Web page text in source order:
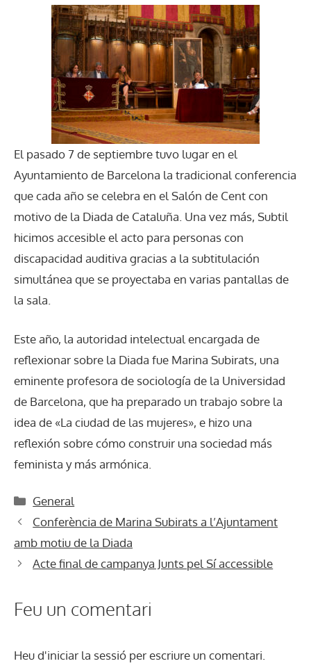
El pasado 7 de septiembre tuvo lugar en el
Ayuntamiento de Barcelona la tradicional conferencia
que cada año se celebra en el Salón de Cent con
motivo de la Diada de Cataluña. Una vez más, Subtil
hicimos accesible el acto para personas con
discapacidad auditiva gracias a la subtitulación
simultánea que se proyectaba en varias pantallas de
la sala.
Este año, la autoridad intelectual encargada de
reflexionar sobre la Diada fue Marina Subirats, una
eminente profesora de sociología de la Universidad
de Barcelona, ​​que ha preparado un trabajo sobre la
idea de «La ciudad de las mujeres», e hizo una
reflexión sobre cómo construir una sociedad más
feminista y más armónica.
Categories
General
Conferència de Marina Subirats a l’Ajuntament
amb motiu de la Diada
Acte final de campanya Junts pel Sí accessible
Feu un comentari
Heu d'iniciar la sessió per escriure un comentari.